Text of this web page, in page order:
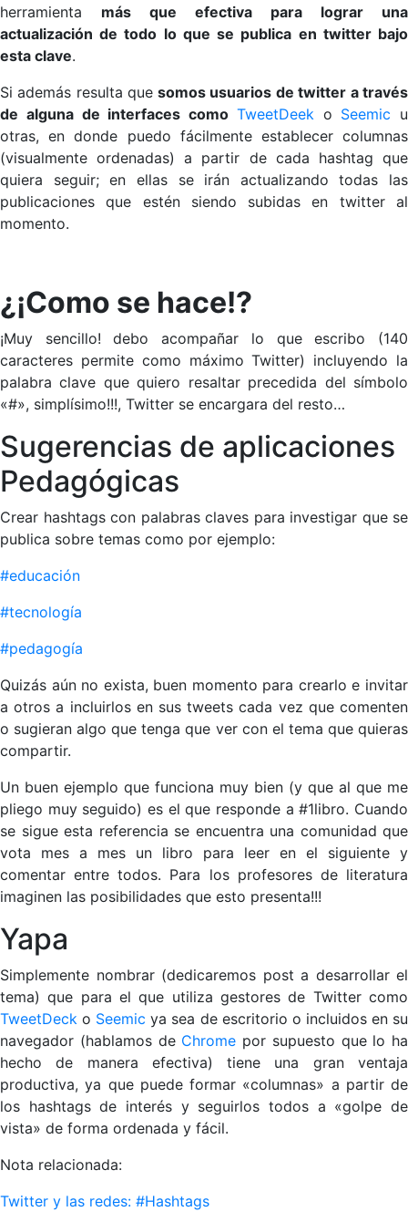
herramienta más que efectiva para lograr una
actualización de todo lo que se publica en twitter bajo
esta clave.
Si además resulta que somos usuarios de twitter a través
de alguna de interfaces como TweetDeeko Seemic u
otras, en donde puedo fácilmente establecer columnas
(visualmente ordenadas) a partir de cada hashtag que
quiera seguir; en ellas se irán actualizando todas las
publicaciones que estén siendo subidas en twitter al
momento.
¿¡Como se hace!?
¡Muy sencillo! debo acompañar lo que escribo (140
caracteres permite como máximo Twitter) incluyendo la
palabra clave que quiero resaltar precedida del símbolo
«#», simplísimo!!!, Twitter se encargara del resto…
Sugerencias de aplicaciones
Pedagógicas
Crear hashtags con palabras claves para investigar que se
publica sobre temas como por ejemplo:
#educación
#tecnología
#pedagogía
Quizás aún no exista, buen momento para crearlo e invitar
a otros a incluirlos en sus tweets cada vez que comenten
o sugieran algo que tenga que ver con el tema que quieras
compartir.
Un buen ejemplo que funciona muy bien (y que al que me
pliego muy seguido) es el que responde a #1libro. Cuando
se sigue esta referencia se encuentra una comunidad que
vota mes a mes un libro para leer en el siguiente y
comentar entre todos. Para los profesores de literatura
imaginen las posibilidades que esto presenta!!!
Yapa
Simplemente nombrar (dedicaremos post a desarrollar el
tema) que para el que utiliza gestores de Twitter como
TweetDeck o Seemic ya sea de escritorio o incluidos en su
navegador (hablamos de Chrome por supuesto que lo ha
hecho de manera efectiva) tiene una gran ventaja
productiva, ya que puede formar «columnas» a partir de
los hashtags de interés y seguirlos todos a «golpe de
vista» de forma ordenada y fácil.
Nota relacionada:
Twitter y las redes: #Hashtags